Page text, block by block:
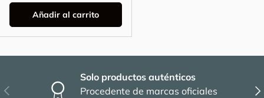
Añadir al carrito
Anterior
Solo productos auténticos
Procedente de marcas oficiales